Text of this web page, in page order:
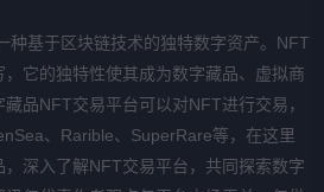
种基于区块链技术的独特数字资产。NFT
它的独特性使其成为数字藏品、虚拟商
品NFT交易平台可以对NFT进行交易，
、Rarible、SuperRare等，在这里
深入了解NFT交易平台，共同探索数字